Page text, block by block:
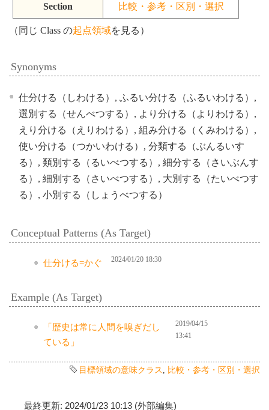
Section 比較・参考・区別・選択
（同じ Class の起点領域を見る）
Synonyms
仕分ける（しわける）, ふるい分ける（ふるいわける）,
選別する（せんべつする）, より分ける（よりわける）,
えり分ける（えりわける）, 組み分ける（くみわける）,
使い分ける（つかいわける）, 分類する（ぶんるいす
る）, 類別する（るいべつする）, 細分する（さいぶんす
る）, 細別する（さいべつする）, 大別する（たいべつす
る）, 小別する（しょうべつする）
Conceptual Patterns (As Target)
仕分ける=かぐ 2024/01/20 18:30
Example (As Target)
「歴史は常に人間を嗅ぎだし
ている」
2019/04/15
13:41
目標領域の意味クラス, 比較・参考・区別・選択
最終更新: 2024/01/23 10:13 (外部編集)